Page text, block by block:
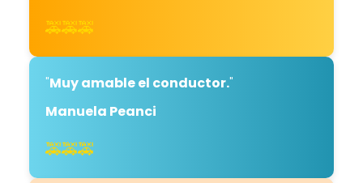
🚕🚕🚕
"Muy amable el conductor."
Manuela Peanci
🚕🚕🚕